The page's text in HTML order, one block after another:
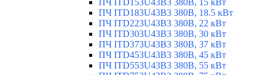
ПЧ ITD153U43B3 380В, 15 кВт
ПЧ ITD183U43B3 380В, 18.5 кВт
ПЧ ITD223U43B3 380В, 22 кВт
ПЧ ITD303U43B3 380В, 30 кВт
ПЧ ITD373U43B3 380В, 37 кВт
ПЧ ITD453U43B3 380В, 45 кВт
ПЧ ITD553U43B3 380В, 55 кВт